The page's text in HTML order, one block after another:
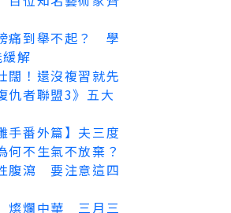
痛到舉不起？ 學
解
闊！還沒複習就先
仇者聯盟3》五大
手番外篇】夫三度
不生氣不放棄？
腹瀉 要注意這四
燦爛中華 三月三